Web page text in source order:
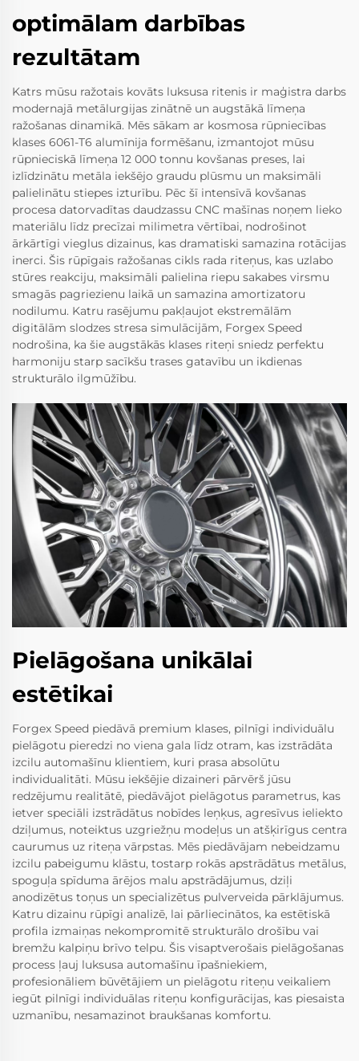
optimālam darbības
rezultātam
Katrs mūsu ražotais kovāts luksusa ritenis ir maģistra darbs
modernajā metālurgijas zinātnē un augstākā līmeņa
ražošanas dinamikā. Mēs sākam ar kosmosa rūpniecības
klases 6061-T6 alumīnija formēšanu, izmantojot mūsu
rūpnieciskā līmeņa 12 000 tonnu kovšanas preses, lai
izlīdzinātu metāla iekšējo graudu plūsmu un maksimāli
palielinātu stiepes izturību. Pēc šī intensīvā kovšanas
procesa datorvadītas daudzassu CNC mašīnas noņem lieko
materiālu līdz precīzai milimetra vērtībai, nodrošinot
ārkārtīgi vieglus dizainus, kas dramatiski samazina rotācijas
inerci. Šis rūpīgais ražošanas cikls rada riteņus, kas uzlabo
stūres reakciju, maksimāli palielina riepu sakabes virsmu
smagās pagriezienu laikā un samazina amortizatoru
nodilumu. Katru rasējumu pakļaujot ekstremālām
digitālām slodzes stresa simulācijām, Forgex Speed
nodrošina, ka šie augstākās klases riteņi sniedz perfektu
harmoniju starp sacīkšu trases gatavību un ikdienas
strukturālo ilgmūžību.
Pielāgošana unikālai
estētikai
Forgex Speed piedāvā premium klases, pilnīgi individuālu
pielāgotu pieredzi no viena gala līdz otram, kas izstrādāta
izcilu automašīnu klientiem, kuri prasa absolūtu
individualitāti. Mūsu iekšējie dizaineri pārvērš jūsu
redzējumu realitātē, piedāvājot pielāgotus parametrus, kas
ietver speciāli izstrādātus nobīdes leņķus, agresīvus ieliekto
dziļumus, noteiktus uzgriežņu modeļus un atšķirīgus centra
caurumus uz riteņa vārpstas. Mēs piedāvājam nebeidzamu
izcilu pabeigumu klāstu, tostarp rokās apstrādātus metālus,
spoguļa spīduma ārējos malu apstrādājumus, dziļi
anodizētus toņus un specializētus pulverveida pārklājumus.
Katru dizainu rūpīgi analizē, lai pārliecinātos, ka estētiskā
profila izmaiņas nekompromitē strukturālo drošību vai
bremžu kalpiņu brīvo telpu. Šis visaptverošais pielāgošanas
process ļauj luksusa automašīnu īpašniekiem,
profesionāliem būvētājiem un pielāgotu riteņu veikaliem
iegūt pilnīgi individuālas riteņu konfigurācijas, kas piesaista
uzmanību, nesamazinot braukšanas komfortu.